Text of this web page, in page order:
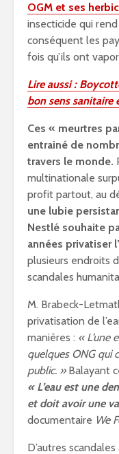
OGM et ses
insecticide qui
conséquent les
fois qu’ils ont
Lire aussi :
bon sens sanitaire
Ces « meurtres
entrainé de
travers le monde.
multinationale
profit partout, au
une lubie
Nestlé souhaite
années privatiser
plusieurs endroits
scandales
M. Brabeck-
privatisation de
manières : « L’une
quelques ONG qui
public. »Balayant
« L’eau est une
et doit avoir une
documentaire We
D’autres